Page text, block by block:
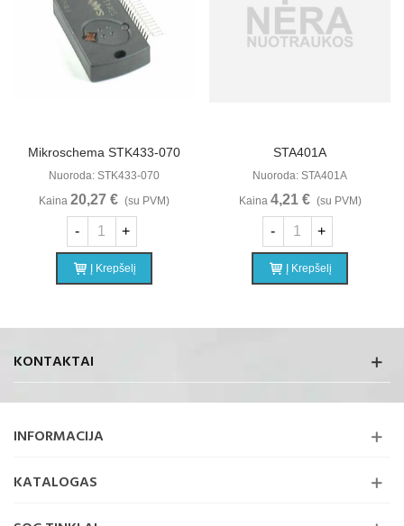
Mikroschema STK433-070
Nuoroda: STK433-070
Kaina 20,27 € (su PVM)
- +
Į Krepšelį
STA401A
Nuoroda: STA401A
Kaina 4,21 € (su PVM)
- +
Į Krepšelį
KONTAKTAI
INFORMACIJA
KATALOGAS